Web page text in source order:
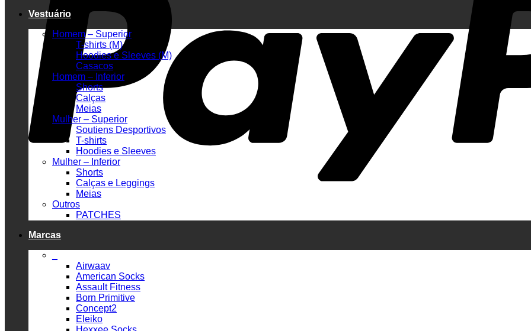
Vestuário
Homem – Superior
T-shirts (M)
Hoodies e Sleeves (M)
Casacos
Homem – Inferior
Shorts
Calças
Meias
Mulher – Superior
Soutiens Desportivos
T-shirts
Hoodies e Sleeves
Mulher – Inferior
Shorts
Calças e Leggings
Meias
Outros
PATCHES
Marcas
Airwaav
American Socks
Assault Fitness
Born Primitive
Concept2
Eleiko